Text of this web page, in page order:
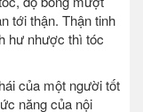
tới thận. Thận tinh
hư nhược thì tóc
của một người tốt
năng của nội